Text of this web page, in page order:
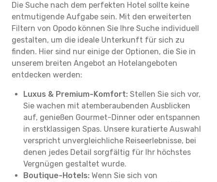
Die Suche nach dem perfekten Hotel sollte keine
entmutigende Aufgabe sein. Mit den erweiterten
Filtern von Opodo können Sie Ihre Suche individuell
gestalten, um die ideale Unterkunft für sich zu
finden. Hier sind nur einige der Optionen, die Sie in
unserem breiten Angebot an Hotelangeboten
entdecken werden:
Luxus & Premium-Komfort: Stellen Sie sich vor,
Sie wachen mit atemberaubenden Ausblicken
auf, genießen Gourmet-Dinner oder entspannen
in erstklassigen Spas. Unsere kuratierte Auswahl
verspricht unvergleichliche Reiseerlebnisse, bei
denen jedes Detail sorgfältig für Ihr höchstes
Vergnügen gestaltet wurde.
Boutique-Hotels: Wenn Sie sich von